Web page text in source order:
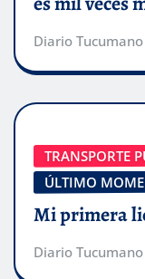
Diario Tucumano
TRANSPORTE
ÚLTIMO
Mi primera
Diario Tucumano